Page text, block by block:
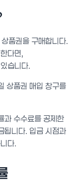
품권을 구매합니다.
다면,
습니다.
상품권 매입 창구를
과 수수료를 공제한
됩니다. 입금 시점과
다.